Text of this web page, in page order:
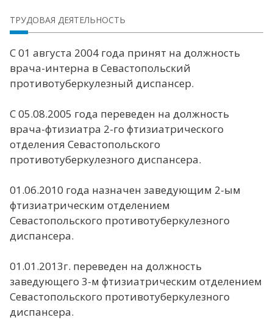
ТРУДОВАЯ ДЕЯТЕЛЬНОСТЬ
С 01 августа 2004 года принят на должность
врача-интерна в Севастопольский
противотуберкулезный диспансер.
С 05.08.2005 года переведен на должность
врача-фтизиатра 2-го фтизиатрического
отделения Севастопольского
противотуберкулезного диспансера.
01.06.2010 года назначен заведующим 2-ым
фтизиатрическим отделением
Севастопольского противотуберкулезного
диспансера.
01.01.2013г. переведен на должность
заведующего 3-м фтизиатрическим отделением
Севастопольского противотуберкулезного
диспансера.